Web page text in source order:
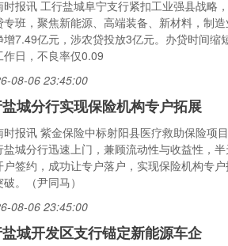
时报讯 工行盐城阜宁支行紧扣工业强县战略
专班，聚焦新能源、高端装备、新材料，制
增7.49亿元，涉农贷投放3亿元。办贷时间缩
作日，不良率仅0.09
08-06 23:45:00
城分行实现保险机构专户拓展
时报讯 紫金保险中标射阳县医疗救助保险项目
盐城分行迅速上门，兼顾流动性与收益性，
户签约，成功让专户落户，实现保险机构专户
破。（尹同马）
08-06 23:45:00
城开发区支行锚定新能源车企